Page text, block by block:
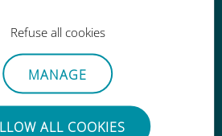
Refuse all cookies
MANAGE
ALL COOKIES
手間いらず
カードを抜き差しする
はありません